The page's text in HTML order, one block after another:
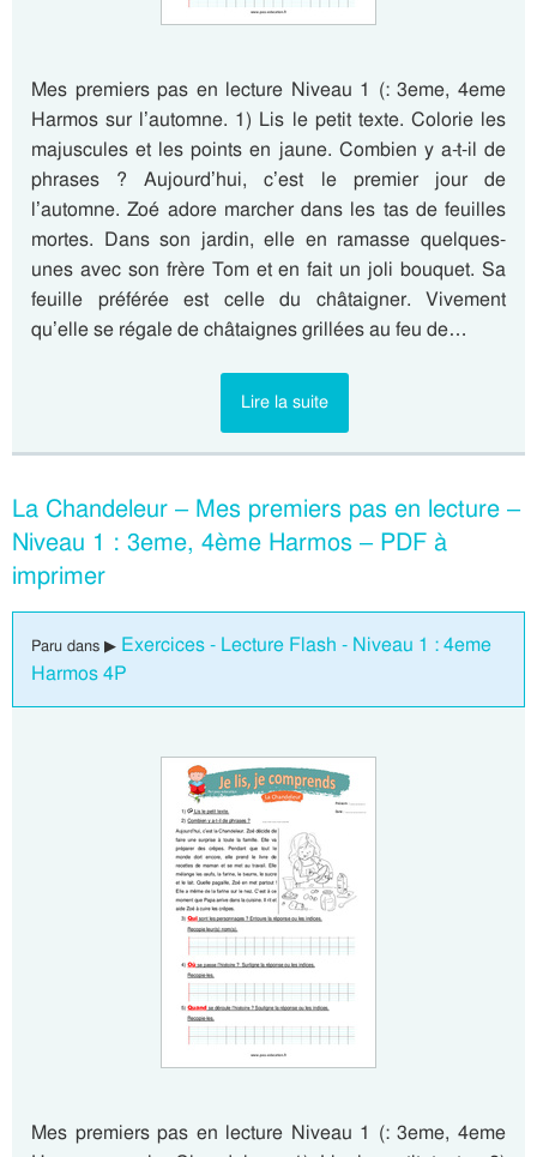
Mes premiers pas en lecture Niveau 1 (: 3eme, 4eme
Harmos sur l’automne. 1) Lis le petit texte. Colorie les
majuscules et les points en jaune. Combien y a-t-il de
phrases ? Aujourd’hui, c’est le premier jour de
l’automne. Zoé adore marcher dans les tas de feuilles
mortes. Dans son jardin, elle en ramasse quelques-
unes avec son frère Tom et en fait un joli bouquet. Sa
feuille préférée est celle du châtaigner. Vivement
qu’elle se régale de châtaignes grillées au feu de…
Lire la suite
La Chandeleur – Mes premiers pas en lecture –
Niveau 1 : 3eme, 4ème Harmos – PDF à
imprimer
Paru dans ▶ Exercices - Lecture Flash - Niveau 1 : 4eme
Harmos 4P
Mes premiers pas en lecture Niveau 1 (: 3eme, 4eme